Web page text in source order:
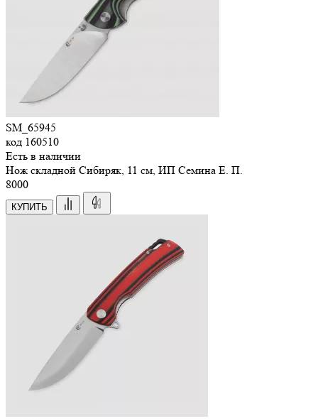
SM_65945
код 160510
Есть в наличии
Нож складной Сибиряк, 11 см, ИП Семина Е. П.
8000
КУПИТЬ